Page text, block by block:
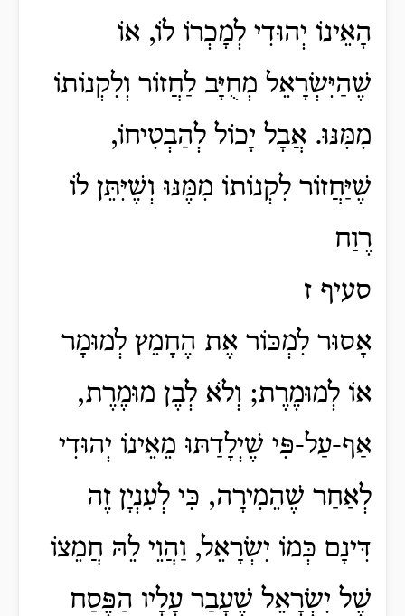
הָאֵינוֹ יְהוּדִי לְמָכְרוֹ לוֹ, אוֹ
שֶׁהַיִּשְׂרָאֵל מְחֻיָּב לַחֲזוֹר וְלִקְנוֹתוֹ
מִמִּנּוּ. אֲבָל יָכוֹל לְהַבְטִיחוֹ,
שֶׁיַּחֲזוֹר לִקְנוֹתוֹ מִמֶּנּוּ וְשֶׁיִּתֵּן לוֹ
רֶוַח
סעיף ז
אָסוּר לִמְכּוֹר אֶת הֶחָמֵץ לְמוּמָר
אוֹ לְמוּמֶרֶת; וְלֹא לְבֶן מוּמֶרֶת,
אַף-עַל-פִּי שֶׁיְלָדַתּוּ מֵאֵינוֹ יְהוּדִי
לְאַחַר שֶׁהֵמִירָה, כִּי לְעִנְיָן זֶה
דִּינָם כְּמוֹ יִשְׂרָאֵל, וַהֲוֵי לֵהּ חֲמֵצוֹ
שֶׁל יִשְׂרָאֵל שֶׁעָבַר עָלָיו הַפֶּסַח